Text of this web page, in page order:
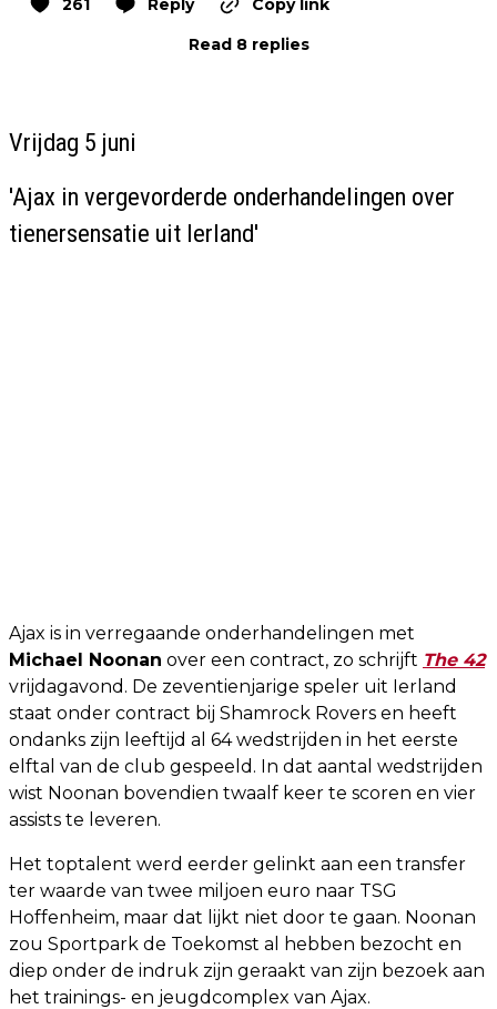
Read 8 replies
Vrijdag 5 juni
'Ajax in vergevorderde onderhandelingen over
tienersensatie uit Ierland'
Ajax is in verregaande onderhandelingen met
Michael Noonan over een contract, zo schrijft The 42
vrijdagavond. De zeventienjarige speler uit Ierland
staat onder contract bij Shamrock Rovers en heeft
ondanks zijn leeftijd al 64 wedstrijden in het eerste
elftal van de club gespeeld. In dat aantal wedstrijden
wist Noonan bovendien twaalf keer te scoren en vier
assists te leveren.
Het toptalent werd eerder gelinkt aan een transfer
ter waarde van twee miljoen euro naar TSG
Hoffenheim, maar dat lijkt niet door te gaan. Noonan
zou Sportpark de Toekomst al hebben bezocht en
diep onder de indruk zijn geraakt van zijn bezoek aan
het trainings- en jeugdcomplex van Ajax.